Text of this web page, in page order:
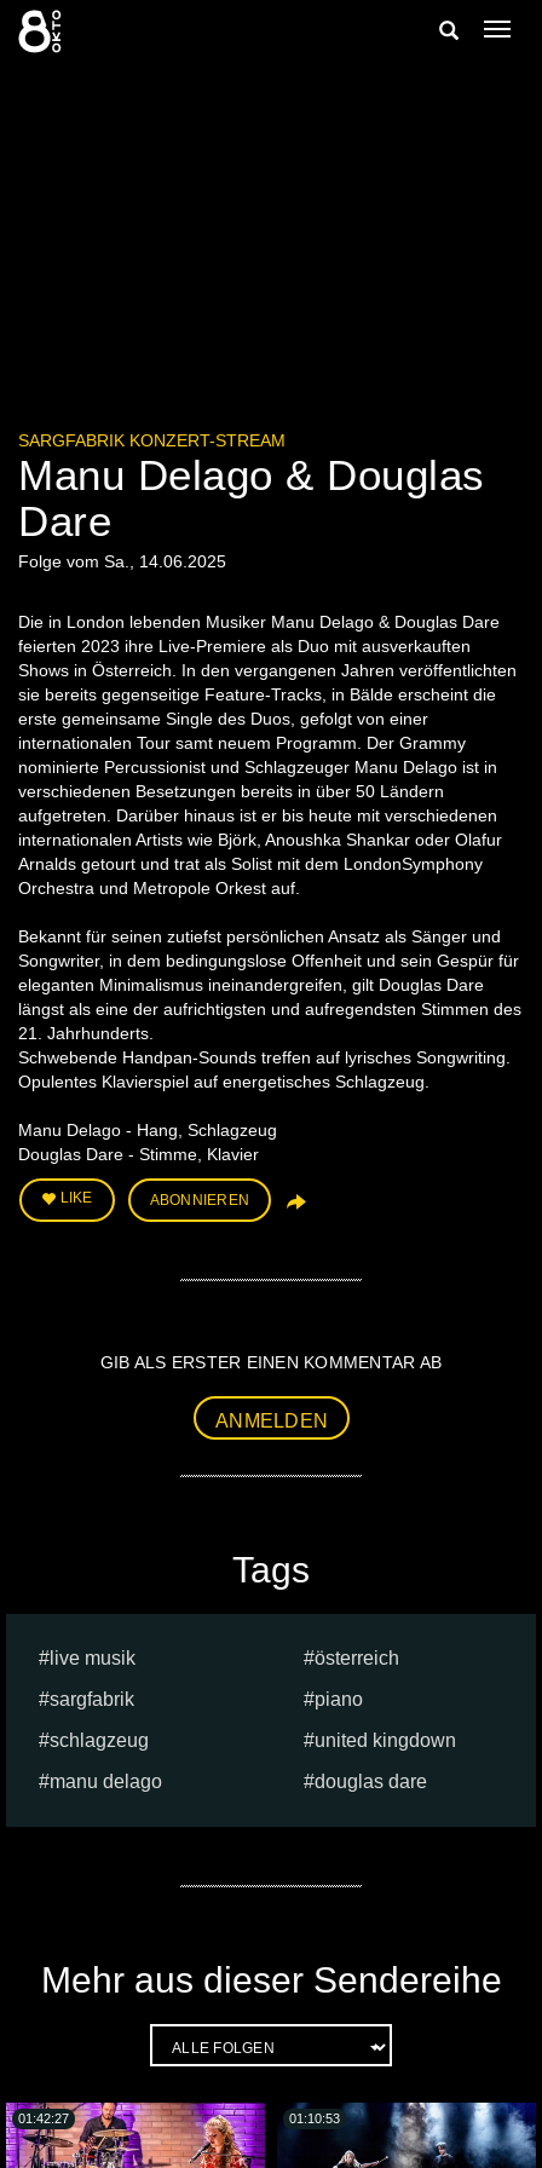
Zum
Inhalt
springen
Suche
SARGFABRIK KONZERT-STREAM
Manu Delago & Douglas
Dare
Folge vom Sa., 14.06.2025
Die in London lebenden Musiker Manu Delago & Douglas Dare
feierten 2023 ihre Live-Premiere als Duo mit ausverkauften
Shows in Österreich. In den vergangenen Jahren veröffentlichten
sie bereits gegenseitige Feature-Tracks, in Bälde erscheint die
erste gemeinsame Single des Duos, gefolgt von einer
internationalen Tour samt neuem Programm. Der Grammy
nominierte Percussionist und Schlagzeuger Manu Delago ist in
verschiedenen Besetzungen bereits in über 50 Ländern
aufgetreten. Darüber hinaus ist er bis heute mit verschiedenen
internationalen Artists wie Björk, Anoushka Shankar oder Olafur
Arnalds getourt und trat als Solist mit dem LondonSymphony
Orchestra und Metropole Orkest auf.
Bekannt für seinen zutiefst persönlichen Ansatz als Sänger und
Songwriter, in dem bedingungslose Offenheit und sein Gespür für
eleganten Minimalismus ineinandergreifen, gilt Douglas Dare
längst als eine der aufrichtigsten und aufregendsten Stimmen des
21. Jahrhunderts.
Schwebende Handpan-Sounds treffen auf lyrisches Songwriting.
Opulentes Klavierspiel auf energetisches Schlagzeug.
Manu Delago - Hang, Schlagzeug
Douglas Dare - Stimme, Klavier
LIKE ABONNIEREN
GIB ALS ERSTER EINEN KOMMENTAR AB
ANMELDEN
Tags
live musik
österreich
sargfabrik
piano
schlagzeug
united kingdown
manu delago
douglas dare
Mehr aus dieser Sendereihe
01:42:27 01:10:53